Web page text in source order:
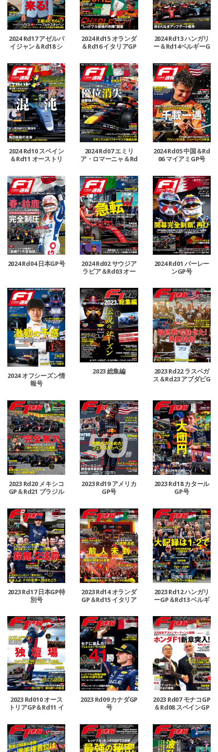
2024 Rd17 アゼルバ
イジャン＆Rd18 シ
2024 Rd15 オランダ
＆Rd16 イタリアGP
2024 Rd13 ハンガリ
ー＆Rd14ベルギーG
2024 Rd10 スペイン
＆Rd11 オーストリ
P号
2024 Rd07 エミリ
ア・ロマーニャ＆Rd
ナダGP号
2024 Rd05 中国＆Rd
06 マイアミGP号
2024 Rd04 日本GP号
2024 Rd02 サウジア
ラビア＆Rd03 オー
2024 Rd01 バーレー
ンGP号
2024 オフシーズン情
報号
2023 総集編
2023 Rd22 ラスベガ
ス＆Rd23 アブダビG
2023 Rd20 メキシコ
GP＆Rd21 ブラジル
2023 Rd19 アメリカ
GP号
2023 Rd18 カタール
GP号
2023 Rd17 日本GP特
別号
2023 Rd14 オランダ
GP＆Rd15 イタリア
2023 Rd12 ハンガリ
ーGP＆Rd13 ベルギ
2023 Rd010 オース
トリアGP＆Rd11 イ
2023 Rd09 カナダGP
号
2023 Rd07 モナコGP
＆Rd08 スペインGP